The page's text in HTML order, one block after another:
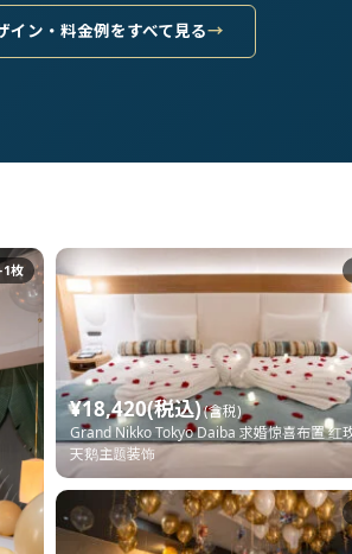
イン・料金例をすべて見る
枚
¥18,420(税込)(含税)
Grand Nikko Tokyo Daiba 求婚惊喜布置 红
天鹅主题装饰